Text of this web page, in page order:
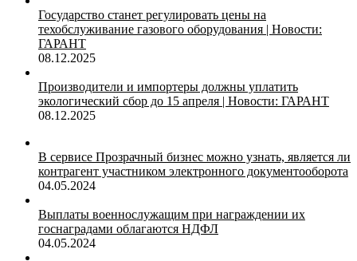
Государство станет регулировать цены на
техобслуживание газового оборудования | Новости:
ГАРАНТ
08.12.2025
Производители и импортеры должны уплатить
экологический сбор до 15 апреля | Новости: ГАРАНТ
08.12.2025
В сервисе Прозрачный бизнес можно узнать, является ли
контрагент участником электронного документооборота
04.05.2024
Выплаты военнослужащим при награждении их
госнаградами облагаются НДФЛ
04.05.2024